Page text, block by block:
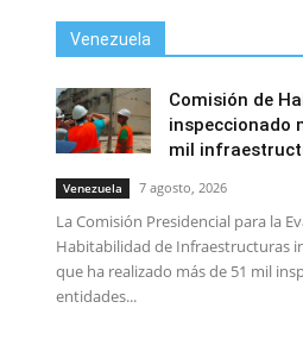
Venezuela
Comisión de
inspeccionado
mil
Venezuela 7 agosto, 2026
La Comisión Presidencial para la
Habitabilidad de Infraestructuras
que ha realizado más de 51 mil
entidades...